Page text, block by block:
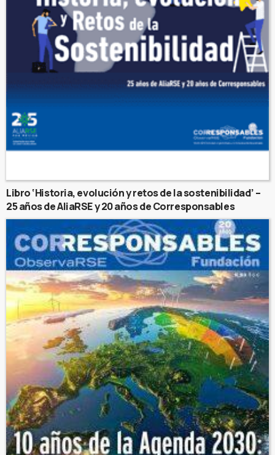
Libro ‘Historia, evolución y retos de la sostenibilidad’ –
25 años de AliaRSE y 20 años de Corresponsables